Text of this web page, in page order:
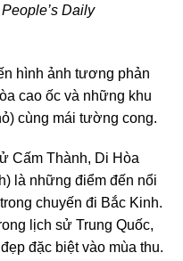
People’s Daily
hình ảnh tương phản
cao ốc và những khu
cùng mái tường cong.
Cấm Thành, Di Hòa
là những điểm đến nổi
chuyến đi Bắc Kinh.
lịch sử Trung Quốc,
đặc biệt vào mùa thu.